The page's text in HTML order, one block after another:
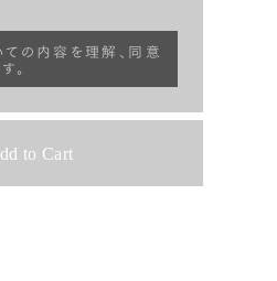
ての内容を理解、同意
。